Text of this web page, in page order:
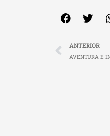
Ant
ANTERIOR
AVENTURA E